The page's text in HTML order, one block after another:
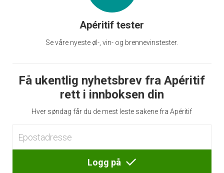
Apéritif tester
Se våre nyeste øl-, vin- og brennevinstester.
Få ukentlig nyhetsbrev fra Apéritif
rett i innboksen din
Hver søndag får du de mest leste sakene fra Apéritif
Logg på